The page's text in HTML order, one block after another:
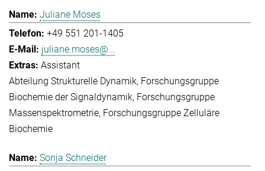
Juliane Moses
+49 551 201-1405
juliane.moses@...
Assistant
Abteilung Strukturelle Dynamik Forschungsgruppe
Biochemie der Signaldynamik Forschungsgruppe
Massenspektrometrie Forschungsgruppe Zelluläre
Biochemie
Sonja Schneider